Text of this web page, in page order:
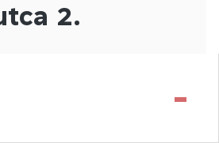
2.
-